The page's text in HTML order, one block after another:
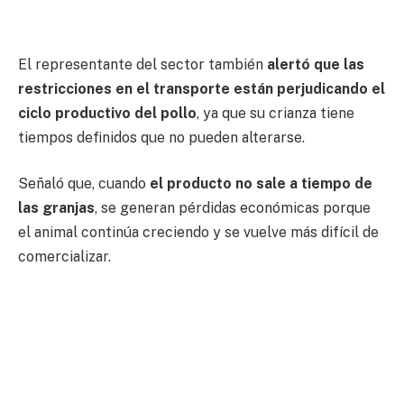
El representante del sector también alertó que las
restricciones en el transporte están perjudicando el
ciclo productivo del pollo, ya que su crianza tiene
tiempos definidos que no pueden alterarse.
Señaló que, cuando el producto no sale a tiempo de
las granjas, se generan pérdidas económicas porque
el animal continúa creciendo y se vuelve más difícil de
comercializar.